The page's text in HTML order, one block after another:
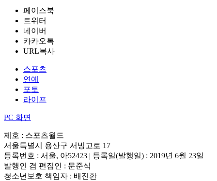
페이스북
트위터
네이버
카카오톡
URL복사
스포츠
연예
포토
라이프
PC 화면
제호 : 스포츠월드
서울특별시 용산구 서빙고로 17
등록번호 : 서울, 아52423 | 등록일(발행일) : 2019년 6월 23일
발행인 겸 편집인 : 문준식
청소년보호 책임자 : 배진환